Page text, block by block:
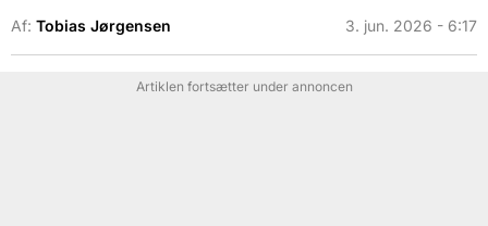
Af: Tobias Jørgensen 3. jun. 2026 - 6:17
Artiklen fortsætter under annoncen